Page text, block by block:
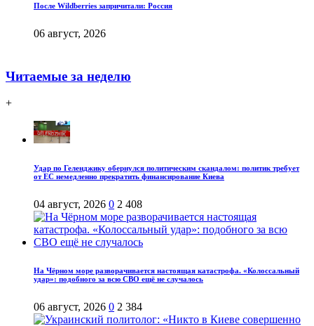
После Wildberries запричитали: Россия
06 август, 2026
Читаемые за неделю
+
Удар по Геленджику обернулся политическим скандалом: политик требует
от ЕС немедленно прекратить финансирование Киева
04 август, 2026 0 2 408
На Чёрном море разворачивается настоящая катастрофа. «Колоссальный
удар»: подобного за всю СВО ещё не случалось
06 август, 2026 0 2 384